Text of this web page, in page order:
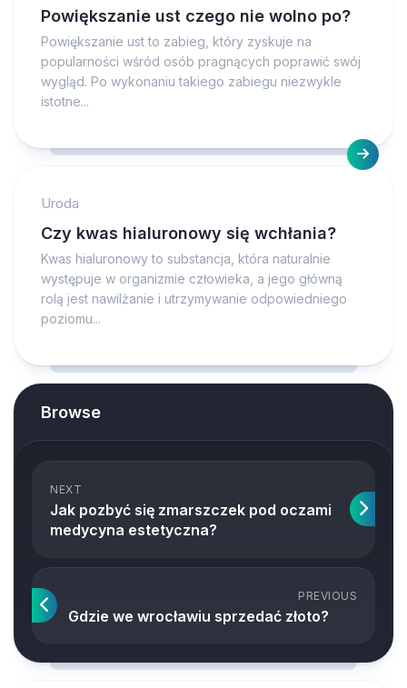
Powiększanie ust czego nie wolno po?
Powiększanie ust to zabieg, który zyskuje na
popularności wśród osób pragnących poprawić swój
wygląd. Po wykonaniu takiego zabiegu niezwykle
istotne...
Uroda
Czy kwas hialuronowy się wchłania?
Kwas hialuronowy to substancja, która naturalnie
występuje w organizmie człowieka, a jego główną
rolą jest nawilżanie i utrzymywanie odpowiedniego
poziomu...
Browse
NEXT
Jak pozbyć się zmarszczek pod oczami
medycyna estetyczna?
PREVIOUS
Gdzie we wrocławiu sprzedać złoto?